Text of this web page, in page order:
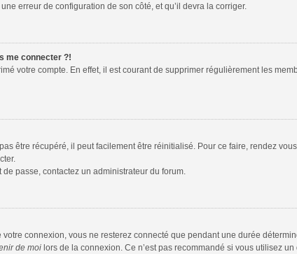
erreur de configuration de son côté, et qu’il devra la corriger.
me connecter ?!
votre compte. En effet, il est courant de supprimer régulièrement les
être récupéré, il peut facilement être réinitialisé. Pour ce faire, rendez
passe, contactez un administrateur du forum.
votre connexion, vous ne resterez connecté que pendant une durée
de moi lors de la connexion. Ce n’est pas recommandé si vous utilisez